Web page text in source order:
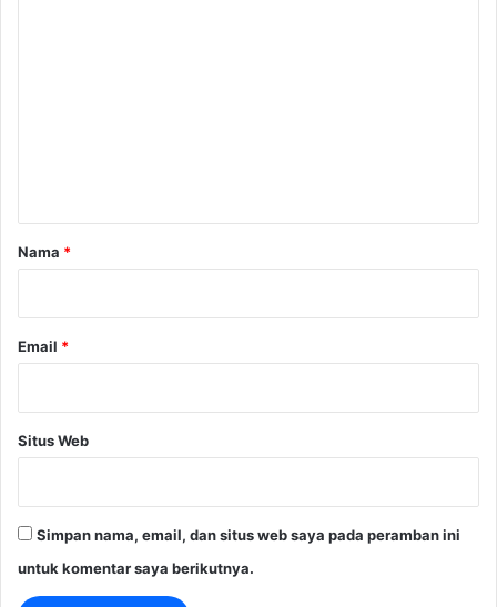
r
Nama *
Email *
Situs Web
Simpan nama, email, dan situs web saya pada peramban ini
untuk komentar saya berikutnya.